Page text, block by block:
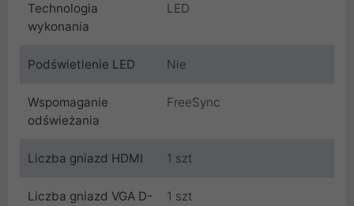
Technologia
wykonania
LED
Podświetlenie LED Nie
Wspomaganie
odświeżania
FreeSync
Liczba gniazd HDMI 1 szt
Liczba gniazd VGA D-
1 szt